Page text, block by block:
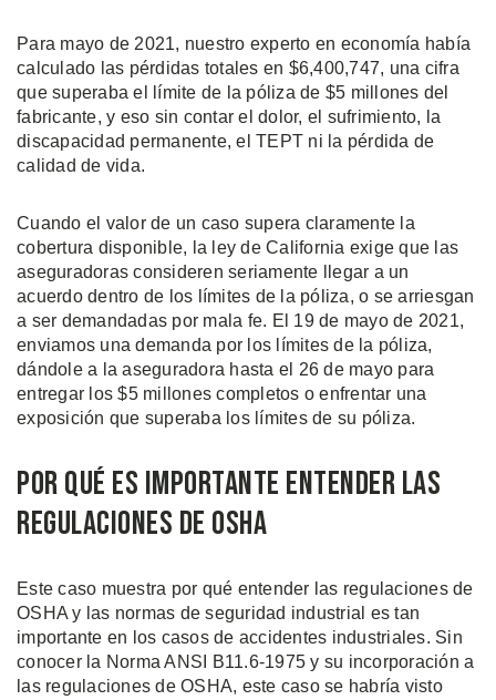
Para mayo de 2021, nuestro experto en economía había
calculado las pérdidas totales en $6,400,747, una cifra
que superaba el límite de la póliza de $5 millones del
fabricante, y eso sin contar el dolor, el sufrimiento, la
discapacidad permanente, el TEPT ni la pérdida de
calidad de vida.
Cuando el valor de un caso supera claramente la
cobertura disponible, la ley de California exige que las
aseguradoras consideren seriamente llegar a un
acuerdo dentro de los límites de la póliza, o se arriesgan
a ser demandadas por mala fe. El 19 de mayo de 2021,
enviamos una demanda por los límites de la póliza,
dándole a la aseguradora hasta el 26 de mayo para
entregar los $5 millones completos o enfrentar una
exposición que superaba los límites de su póliza.
Por Qué Es Importante Entender las
Regulaciones de OSHA
Este caso muestra por qué entender las regulaciones de
OSHA y las normas de seguridad industrial es tan
importante en los casos de accidentes industriales. Sin
conocer la Norma ANSI B11.6-1975 y su incorporación a
las regulaciones de OSHA, este caso se habría visto